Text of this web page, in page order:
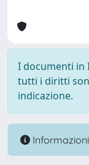
I documenti in
tutti i diritti
indicazione.
Informazioni